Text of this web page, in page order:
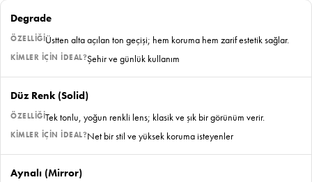
Degrade
Üstten alta açılan ton geçişi; hem koruma hem zarif estetik sağlar.
Şehir ve günlük kullanım
Düz Renk (Solid)
Tek tonlu, yoğun renkli lens; klasik ve şık bir görünüm verir.
Net bir stil ve yüksek koruma isteyenler
Aynalı (Mirror)